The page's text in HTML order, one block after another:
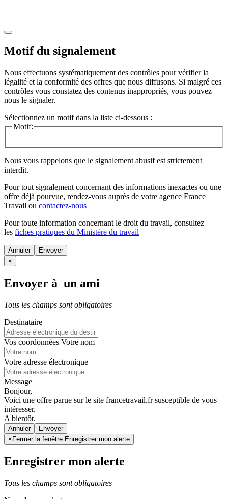
Motif du signalement
Nous effectuons systématiquement des contrôles pour vérifier la
légalité et la conformité des offres que nous diffusons. Si malgré ces
contrôles vous constatez des contenus inappropriés, vous pouvez
nous le signaler.
Sélectionnez un motif dans la liste ci-dessous :
Motif:
Nous vous rappelons que le signalement abusif est strictement
interdit.
Pour tout signalement concernant des informations inexactes ou une
offre déjà pourvue, rendez-vous auprès de votre agence France
Travail ou contactez-nous
Pour toute information concernant le droit du travail, consultez
les fiches pratiques du Ministère du travail
Annuler
×
Envoyer à un ami
Tous les champs sont obligatoires
Destinataire
Vos coordonnées Votre nom
Votre adresse électronique
Message
Bonjour,
Voici une offre parue sur le site francetravail.fr susceptible de vous
intéresser.
A bientôt.
Annuler
× Fermer la fenêtre Enregistrer mon alerte
Enregistrer mon alerte
Tous les champs sont obligatoires